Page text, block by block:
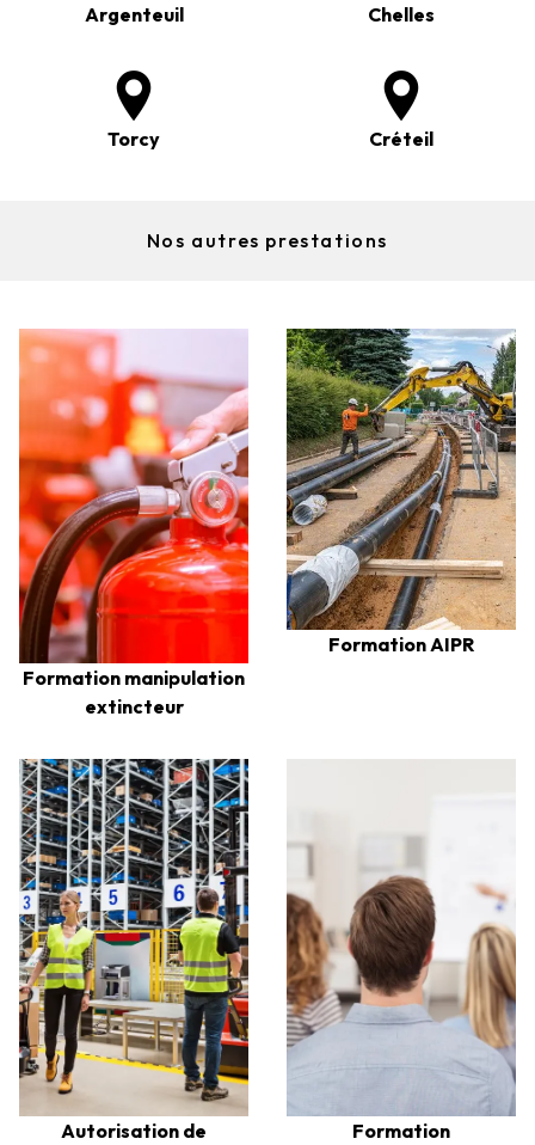
Argenteuil Chelles
Torcy Créteil
Nos autres prestations
Formation manipulation
extincteur
Formation AIPR
Autorisation de
Formation